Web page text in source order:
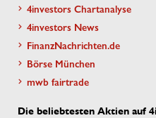
4investors Chartanalyse
4investors News
FinanzNachrichten.de
Börse München
mwb fairtrade
Die beliebtesten Aktien auf